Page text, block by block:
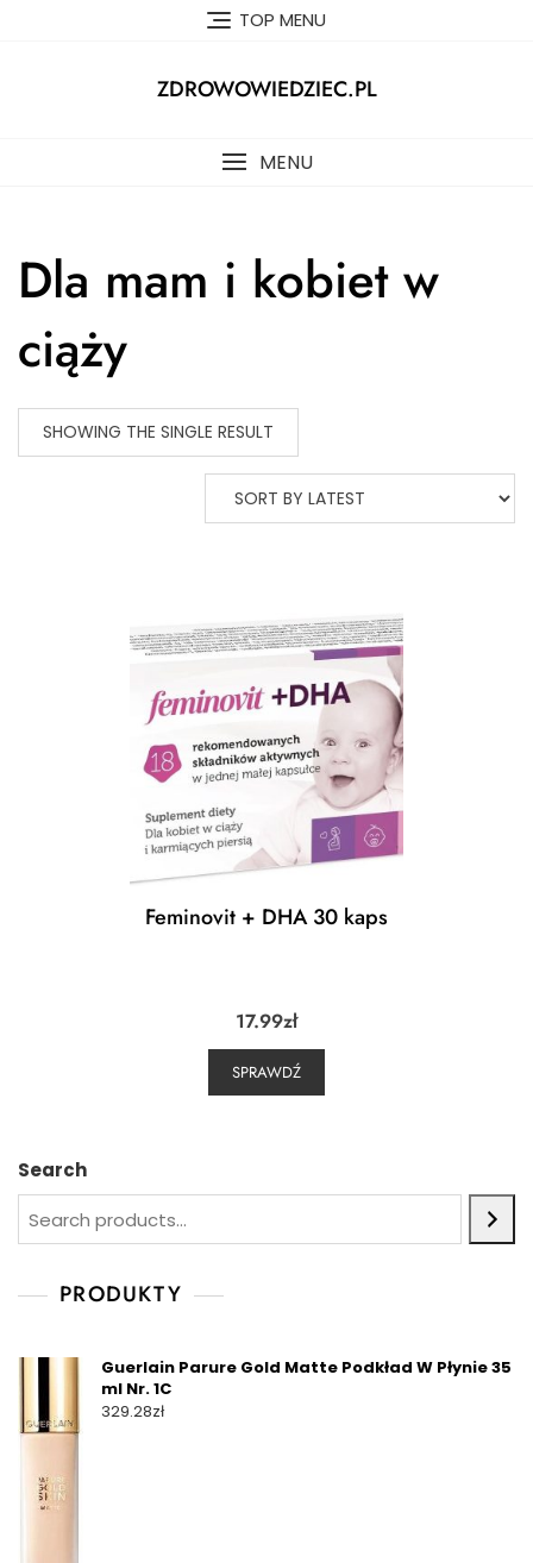
TOP MENU
ZDROWOWIEDZIEC.PL
MENU
Dla mam i kobiet w
ciąży
SHOWING THE SINGLE RESULT
Feminovit + DHA 30 kaps
17.99zł
SPRAWDŹ
Search
PRODUKTY
Guerlain Parure Gold Matte Podkład W Płynie 35
ml Nr. 1C
329.28zł